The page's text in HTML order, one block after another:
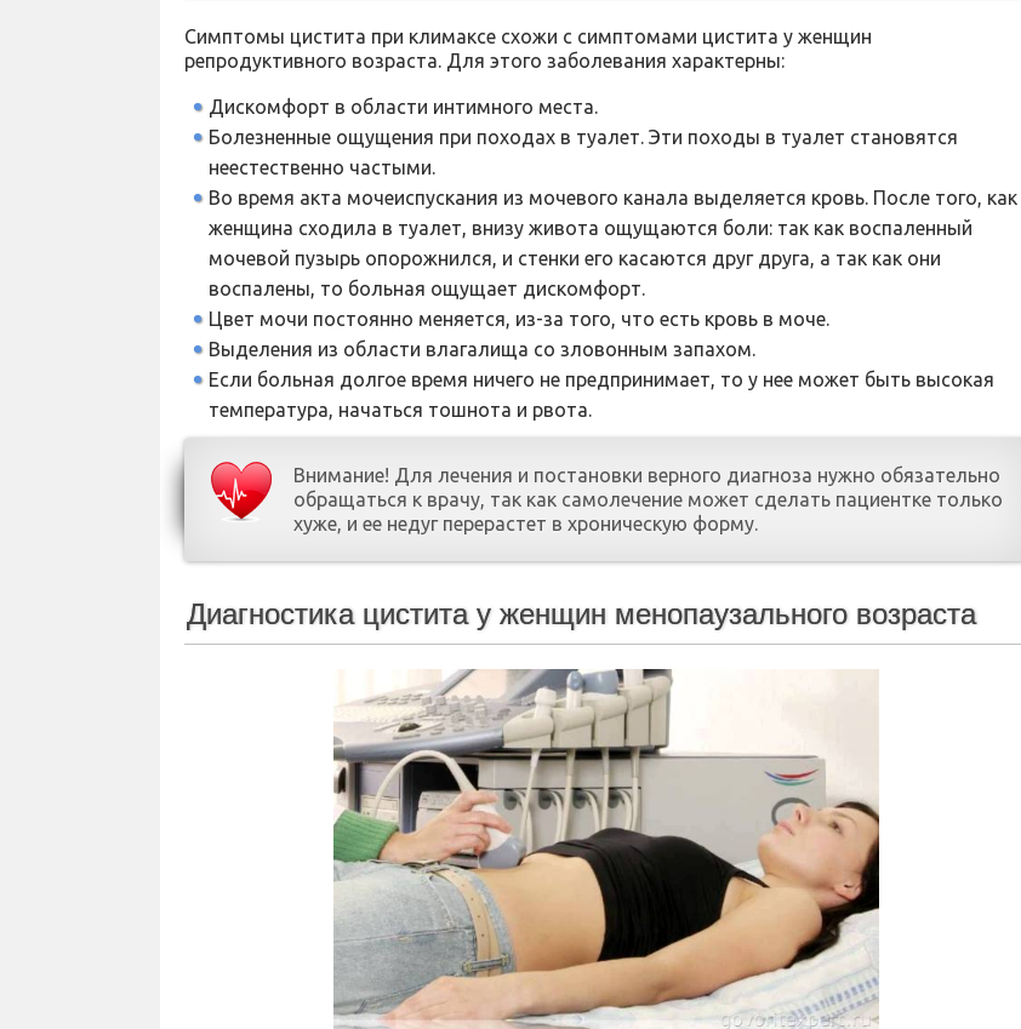
Симптомы цистита при климаксе схожи с симптомами цистита у женщин
репродуктивного возраста. Для этого заболевания характерны:
Дискомфорт в области интимного места.
Болезненные ощущения при походах в туалет. Эти походы в туалет становятся
неестественно частыми.
Во время акта мочеиспускания из мочевого канала выделяется кровь. После того, как
женщина сходила в туалет, внизу живота ощущаются боли: так как воспаленный
мочевой пузырь опорожнился, и стенки его касаются друг друга, а так как они
воспалены, то больная ощущает дискомфорт.
Цвет мочи постоянно меняется, из-за того, что есть кровь в моче.
Выделения из области влагалища со зловонным запахом.
Если больная долгое время ничего не предпринимает, то у нее может быть высокая
температура, начаться тошнота и рвота.
Внимание! Для лечения и постановки верного диагноза нужно обязательно
обращаться к врачу, так как самолечение может сделать пациентке только
хуже, и ее недуг перерастет в хроническую форму.
Диагностика цистита у женщин менопаузального возраста